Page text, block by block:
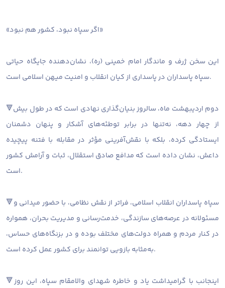
«اگر سپاه نبود، کشور هم نبود»
این سخن ژرف و ماندگار امام خمینی (ره)، نشان‌دهنده جایگاه حیاتی
سپاه پاسداران در پاسداری از کیان انقلاب و امنیت میهن اسلامی است.
🔻دوم اردیبهشت‌ ماه، سالروز بنیان‌گذاری نهادی است که در طول بیش
از چهار دهه، نه‌تنها در برابر توطئه‌های آشکار و پنهان دشمنان
ایستادگی کرده، بلکه با نقش‌آفرینی مؤثر در مقابله با فتنه پیچیده
داعش، نشان داده است که مدافع صادق استقلال، ثبات و آرامش کشور
است.
🔻سپاه پاسداران انقلاب اسلامی، فراتر از نقش نظامی، با حضور میدانی و
مسئولانه در عرصه‌های سازندگی، خدمت‌رسانی و مدیریت بحران، همواره
در کنار مردم و همراه دولت‌های مختلف بوده و در بزنگاه‌های حساس،
به‌مثابه بازویی توانمند برای کشور عمل کرده است.
🔻اینجانب با گرامیداشت یاد و خاطره شهدای والامقام سپاه، این روز